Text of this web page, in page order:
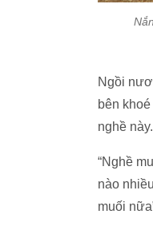
Ngồi
bên
nghề này.
“Nghề
nào
muối